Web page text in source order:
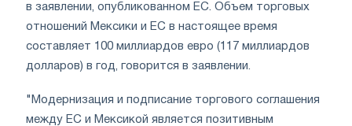
в заявлении, опубликованном ЕС. Объем торговых
отношений Мексики и ЕС в настоящее время
составляет 100 миллиардов евро (117 миллиардов
долларов) в год, говорится в заявлении.
"Модернизация и подписание торгового соглашения
между ЕС и Мексикой является позитивным